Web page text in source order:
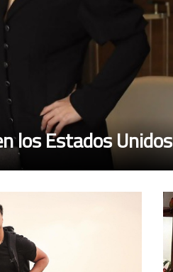
los Estados Unidos